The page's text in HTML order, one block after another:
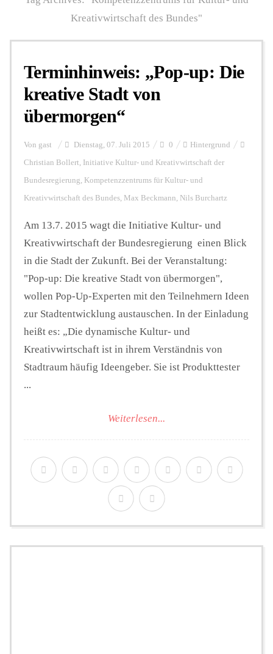
Personalien
Hintergrund
FUNKTURM-Beiträge
Podcast
Seminare
Unterstützen
Kreativwirtschaft des Bundes"
Terminhinweis: „Pop-up: Die
kreative Stadt von
übermorgen“
Von gast Dienstag, 07. Juli 2015 0 Hintergrund
Christian Bollert, Initiative Kultur- und Kreativwirtschaft der
Bundesregierung, Kompetenzzentrums für Kultur- und
Kreativwirtschaft des Bundes, Max Beckmann, Nils Burchartz
Am 13.7. 2015 wagt die Initiative Kultur- und
Kreativwirtschaft der Bundesregierung einen Blick
in die Stadt der Zukunft. Bei der Veranstaltung:
"Pop-up: Die kreative Stadt von übermorgen",
wollen Pop-Up-Experten mit den Teilnehmern Ideen
zur Stadtentwicklung austauschen. In der Einladung
heißt es: „Die dynamische Kultur- und
Kreativwirtschaft ist in ihrem Verständnis von
Stadtraum häufig Ideengeber. Sie ist Produkttester
...
Weiterlesen...